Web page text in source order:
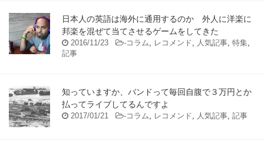
日本人の英語は海外に通用するのか 外人に洋楽に
邦楽を混ぜて当てさせるゲームをしてきた
2016/11/23 -コラム, レコメンド, 人気記事, 特集,
記事
知っていますか、バンドって毎回自腹で３万円とか
払ってライブしてるんですよ
2017/01/21 -コラム, レコメンド, 人気記事, 記事